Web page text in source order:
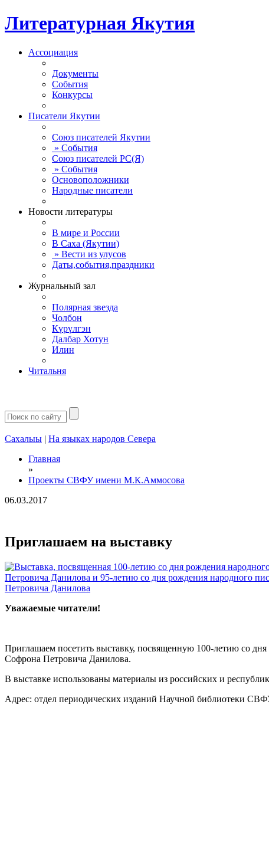
Литературная Якутия
Ассоциация
Документы
События
Конкурсы
Писатели Якутии
Союз писателей Якутии
» События
Союз писателей РС(Я)
» События
Основоположники
Народные писатели
Новости литературы
В мире и России
В Саха (Якутии)
» Вести из улусов
Даты,события,праздники
Журнальный зал
Полярная звезда
Чолбон
Күрүлгэн
Далбар Хотун
Илин
Читальня
Сахалыы | На языках народов Севера
Главная
»
Проекты СВФУ имени М.К.Аммосова
06.03.2017
Приглашаем на выставку
Уважаемые читатели!
Приглашаем посетить выставку, посвященную 100-летию со
Софрона Петровича Данилова.
В выставке использованы материалы из российских и
Адрес: отдел периодических изданий Научной библиотеки